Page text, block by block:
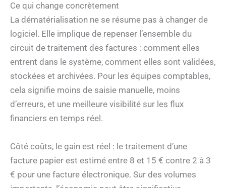
Ce qui change concrètement
La dématérialisation ne se résume pas à changer de
logiciel. Elle implique de repenser l’ensemble du
circuit de traitement des factures : comment elles
entrent dans le système, comment elles sont validées,
stockées et archivées. Pour les équipes comptables,
cela signifie moins de saisie manuelle, moins
d’erreurs, et une meilleure visibilité sur les flux
financiers en temps réel.
Côté coûts, le gain est réel : le traitement d’une
facture papier est estimé entre 8 et 15 € contre 2 à 3
€ pour une facture électronique. Sur des volumes